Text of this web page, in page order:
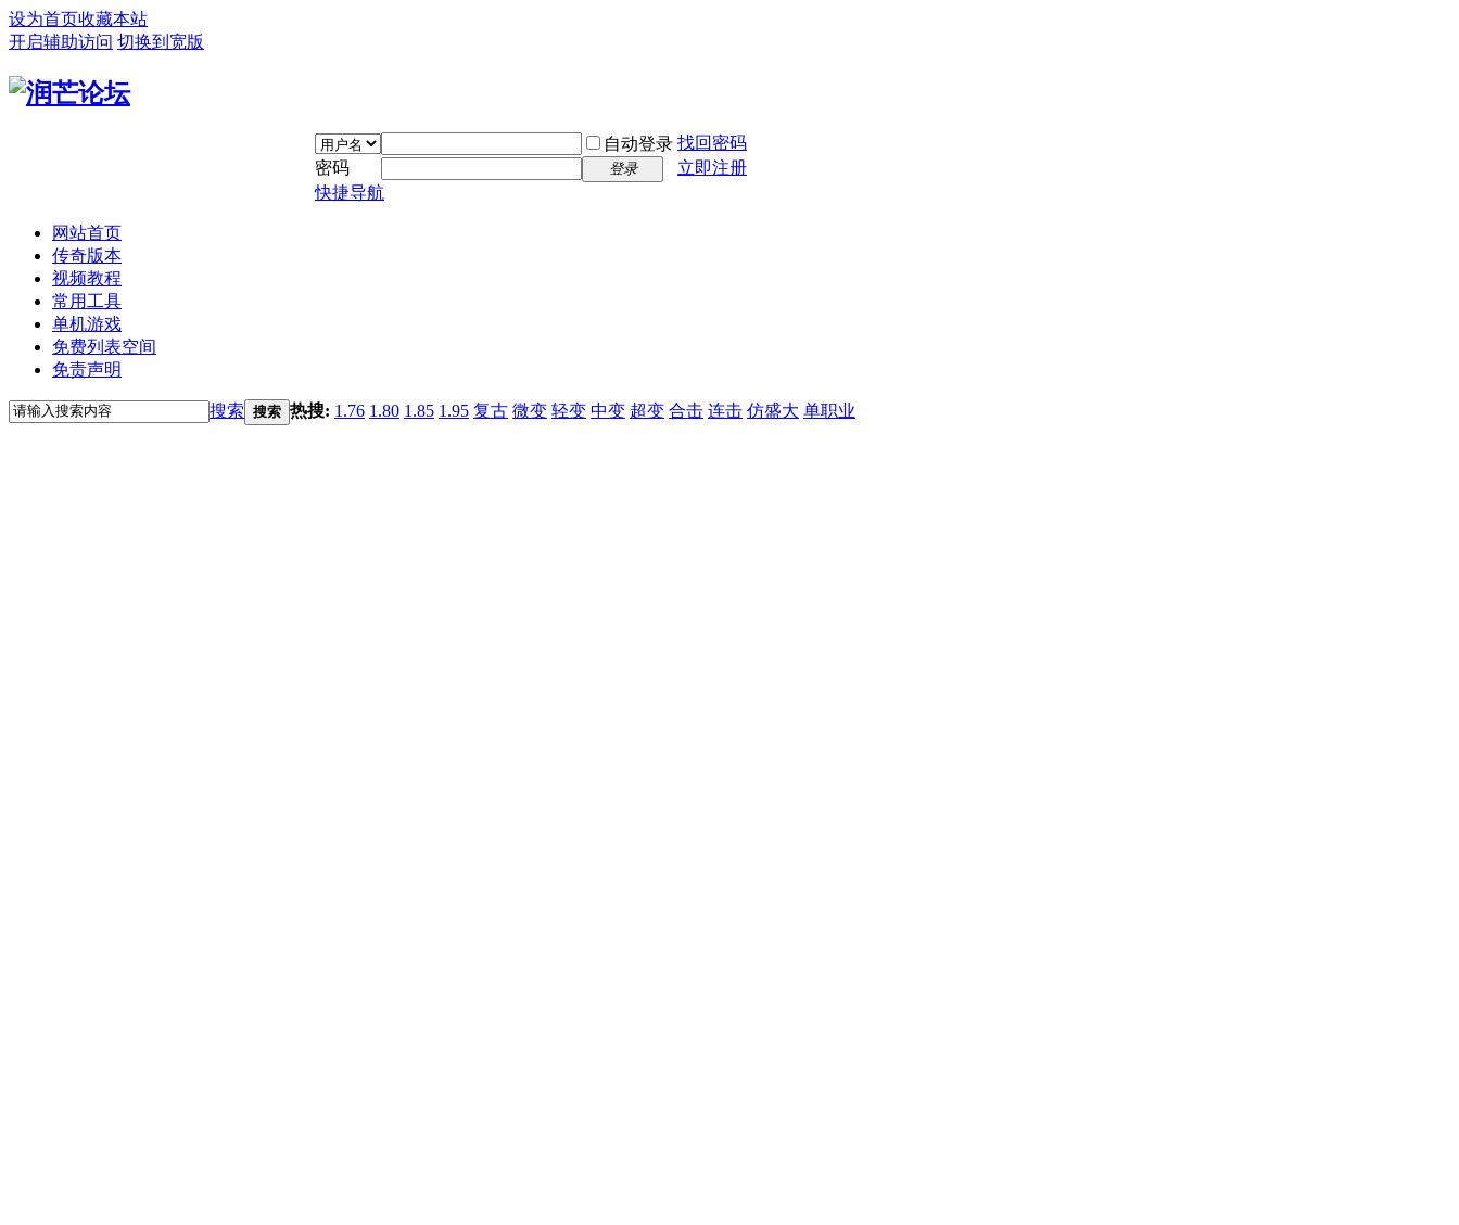
设为首页收藏本站
开启辅助访问 切换到宽版
自动登录 找回密码
密码
登录
立即注册
快捷导航
网站首页
传奇版本
视频教程
常用工具
单机游戏
免费列表空间
免责声明
搜索 搜索 热搜: 1.76 1.80 1.85 1.95 复古 微变 轻变 中变 超变 合击 连击 仿盛大 单职业